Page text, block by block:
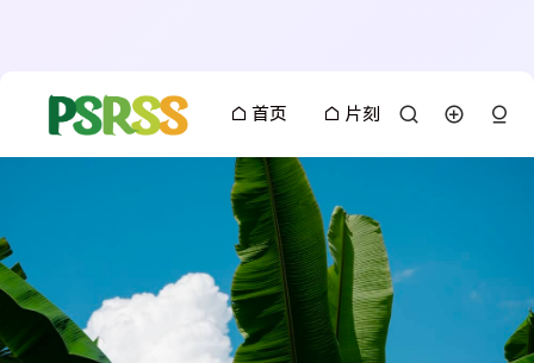
首页 片刻